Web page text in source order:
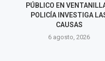
LOS EXTERIORES DEL
SARITA...
6 agosto, 2026